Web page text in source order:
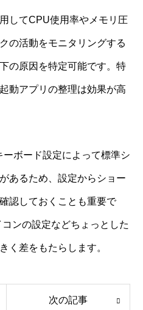
してCPU使用率やメモリ圧
の活動をモニタリングする
の原因を特定可能です。特
動アプリの整理は効果が高
ボード設定によって標準シ
あるため、設定からショー
認しておくことも重要で
ンの設定などちょっとした
く差をもたらします。
次の記事